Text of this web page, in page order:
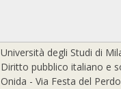
Università degli Studi di
Diritto pubblico italiano e
Onida - Via Festa del